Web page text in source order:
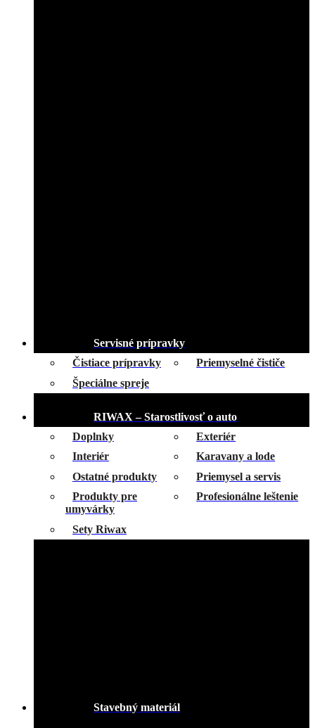
Servisné prípravky
Čistiace prípravky
Priemyselné čističe
Špeciálne spreje
RIWAX – Starostlivosť o auto
Doplnky
Exteriér
Interiér
Karavany a lode
Ostatné produkty
Priemysel a servis
Produkty pre
umyvárky
Profesionálne leštenie
Sety Riwax
Stavebný materiál